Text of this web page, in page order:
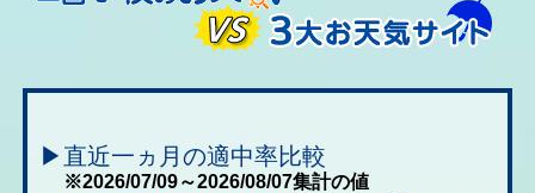
▶直近一ヵ月の適中率比較
※2026/07/09～2026/08/07集計の値